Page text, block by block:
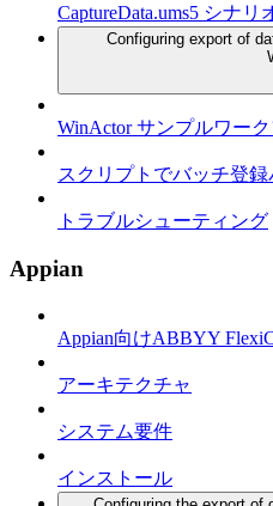
CaptureData.ums5 シナ
Configuring export of
WinActor サンプルワー
スクリプトでバッチ登
トラブルシューティング
Appian
Appian向けABBYY
アーキテクチャ
システム要件
インストール